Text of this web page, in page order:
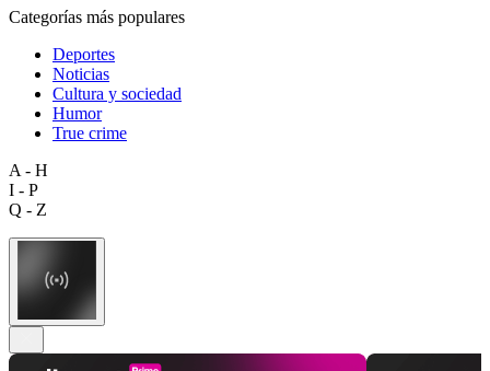
Categorías más populares
Deportes
Noticias
Cultura y sociedad
Humor
True crime
A - H
I - P
Q - Z